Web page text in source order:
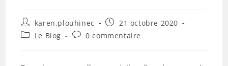
Auteur/autrice
de
la
karen.plouhinec
Publication
publiée :
21 octobre 2020
PostLe Blog
Commentaires
publication :
0 commentaire